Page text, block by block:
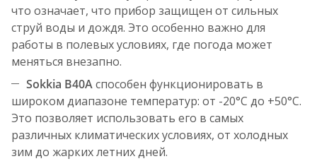
что означает, что прибор защищен от сильных
струй воды и дождя. Это особенно важно для
работы в полевых условиях, где погода может
меняться внезапно.
Sokkia B40Aспособен функционировать в
широком диапазоне температур: от -20°С до +50°С.
Это позволяет использовать его в самых
различных климатических условиях, от холодных
зим до жарких летних дней.